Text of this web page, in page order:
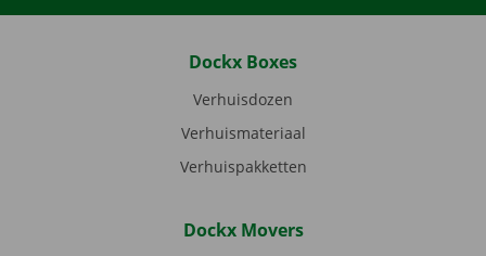
Dockx Boxes
Verhuisdozen
Verhuismateriaal
Verhuispakketten
Dockx Movers